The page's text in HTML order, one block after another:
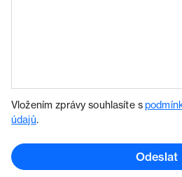
Vložením zprávy souhlasíte s
údajů.
Odeslat